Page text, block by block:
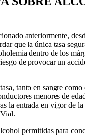
anteriormente,
que la única tasa
dentro de los
de provocar un
tanto en sangre
menores de
la entrada en vigor de
permitidas para